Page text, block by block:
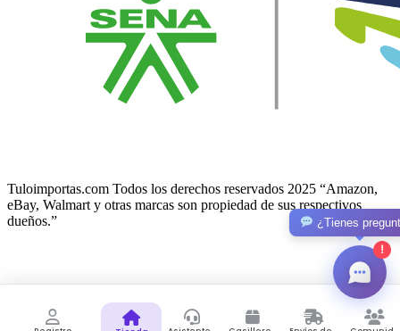
Tuloimportas.com Todos los derechos reservados 2025 “Amazon,
eBay, Walmart y otras marcas son propiedad de sus respectivos
dueños.”
© 2026 Lunno. All Rights Reserved.
!
¿Tienes